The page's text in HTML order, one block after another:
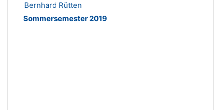
Bernhard Rütten
Sommersemester 2019